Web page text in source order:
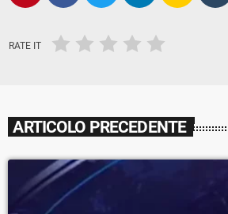
RATE IT
ARTICOLO PRECEDENTE